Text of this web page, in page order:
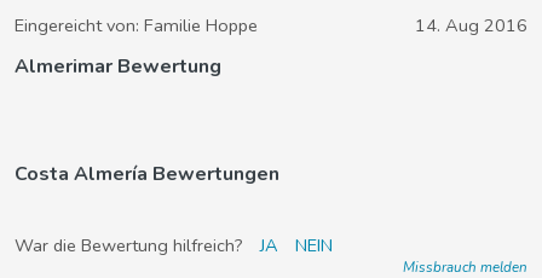
Eingereicht von: Familie Hoppe 14. Aug 2016
Almerimar Bewertung
Costa Almería Bewertungen
War die Bewertung hilfreich? JA NEIN
Missbrauch melden